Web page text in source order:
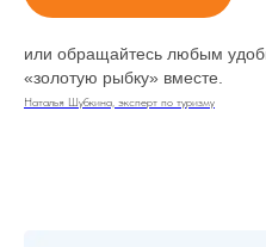
или обращайтесь любым
«золотую рыбку» вместе.
Наталья Шубкина, эксперт по туризму